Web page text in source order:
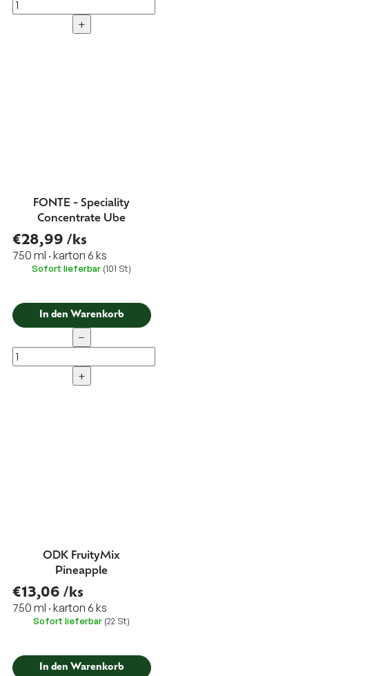
+
FONTE - Speciality
Concentrate Ube
€28,99 /ks
750 ml · karton 6 ks
Sofort lieferbar (101 St)
In den Warenkorb
−
+
ODK FruityMix
Pineapple
€13,06 /ks
750 ml · karton 6 ks
Sofort lieferbar (22 St)
In den Warenkorb